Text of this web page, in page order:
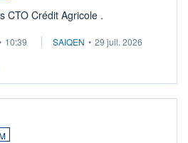
CTO Crédit Agricole .
10:39 SAIQEN • 29 juil. 2026